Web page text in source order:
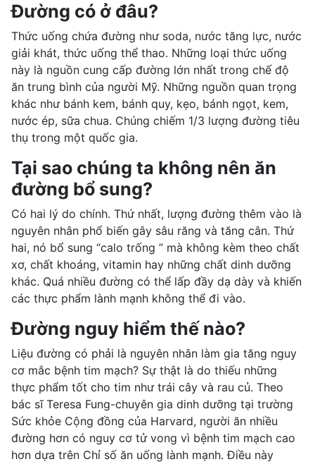
Đường có ở đâu?
Thức uống chứa đường như soda, nước tăng lực, nước
giải khát, thức uống thể thao. Những loại thức uống
này là nguồn cung cấp đường lớn nhất trong chế độ
ăn trung bình của người Mỹ. Những nguồn quan trọng
khác như bánh kem, bánh quy, kẹo, bánh ngọt, kem,
nước ép, sữa chua. Chúng chiếm 1/3 lượng đường tiêu
thụ trong một quốc gia.
Tại sao chúng ta không nên ăn
đường bổ sung?
Có hai lý do chính. Thứ nhất, lượng đường thêm vào là
nguyên nhân phổ biến gây sâu răng và tăng cân. Thứ
hai, nó bổ sung “calo trống ” mà không kèm theo chất
xơ, chất khoáng, vitamin hay những chất dinh dưỡng
khác. Quá nhiều đường có thể lấp đầy dạ dày và khiến
các thực phẩm lành mạnh không thể đi vào.
Đường nguy hiểm thế nào?
Liệu đường có phải là nguyên nhân làm gia tăng nguy
cơ mắc bệnh tim mạch? Sự thật là do thiếu những
thực phẩm tốt cho tim như trái cây và rau củ. Theo
bác sĩ Teresa Fung-chuyên gia dinh dưỡng tại trường
Sức khỏe Cộng đồng của Harvard, người ăn nhiều
đường hơn có nguy cơ tử vong vì bệnh tim mạch cao
hơn dựa trên Chỉ số ăn uống lành mạnh. Điều này